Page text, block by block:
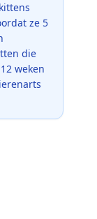
ze 5
die
weken